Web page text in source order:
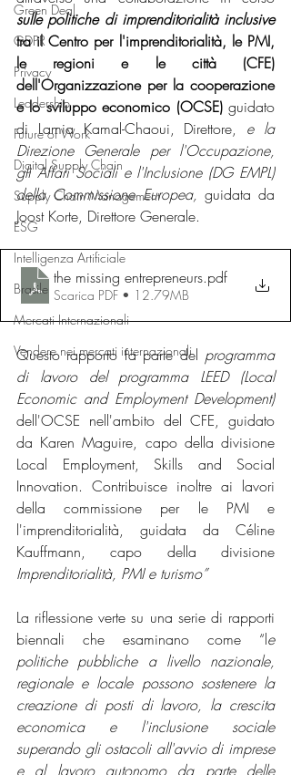
Green Deal
GDPR
Privacy
Leadership
Future of Work
Digital Supply Chain
Supply Chain Management
ESG
Intelligenza Artificiale
Brasile
Mercati Internazionali
Vendere nei mercati internazionali
sulle politiche di imprenditorialità inclusive
tra il Centro per l'imprenditorialità, le PMI,
le regioni e le città (CFE)
dell'Organizzazione per la cooperazione
e lo sviluppo economico (OCSE) guidato
di Lamia Kamal-Chaoui, Direttore, e la
Direzione Generale per l'Occupazione,
gli Affari Sociali e l'Inclusione (DG EMPL)
della Commissione Europea, guidata da
Joost Korte, Direttore Generale.
the missing entrepreneurs.pdf
Scarica PDF • 12.79MB
Questo rapporto fa parte del programma
di lavoro del programma LEED (Local
Economic and Employment Development)
dell'OCSE nell'ambito del CFE, guidato
da Karen Maguire, capo della divisione
Local Employment, Skills and Social
Innovation. Contribuisce inoltre ai lavori
della commissione per le PMI e
l'imprenditorialità, guidata da Céline
Imprenditorialità, PMI e turismo”
La riflessione verte su una serie di rapporti
biennali che esaminano come “le
politiche pubbliche a livello nazionale,
regionale e locale possono sostenere la
creazione di posti di lavoro, la crescita
economica e l'inclusione sociale
superando gli ostacoli all'avvio di imprese
e al lavoro autonomo da parte delle